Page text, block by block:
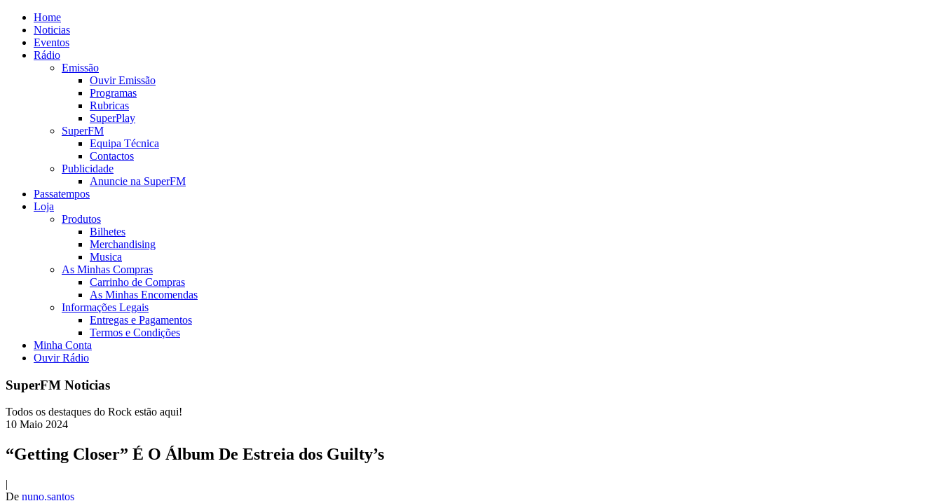
Home
Noticias
Eventos
Rádio
Emissão
Ouvir Emissão
Programas
Rubricas
SuperPlay
SuperFM
Equipa Técnica
Contactos
Publicidade
Anuncie na SuperFM
Passatempos
Loja
Produtos
Bilhetes
Merchandising
Musica
As Minhas Compras
Carrinho de Compras
As Minhas Encomendas
Informações Legais
Entregas e Pagamentos
Termos e Condições
Minha Conta
Ouvir Rádio
SuperFM Noticias
Todos os destaques do Rock estão aqui!
10 Maio 2024
“Getting Closer” É O Álbum De Estreia dos Guilty’s
|
De nuno.santos